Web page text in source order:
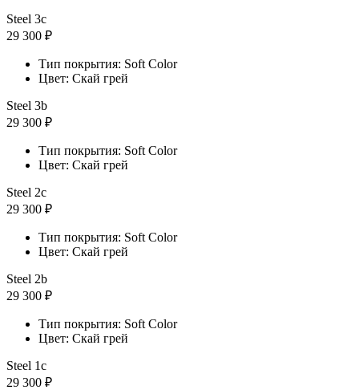
Steel 3с
29 300 ₽
Тип покрытия: Soft Color
Цвет: Скай грей
Steel 3b
29 300 ₽
Тип покрытия: Soft Color
Цвет: Скай грей
Steel 2с
29 300 ₽
Тип покрытия: Soft Color
Цвет: Скай грей
Steel 2b
29 300 ₽
Тип покрытия: Soft Color
Цвет: Скай грей
Steel 1с
29 300 ₽